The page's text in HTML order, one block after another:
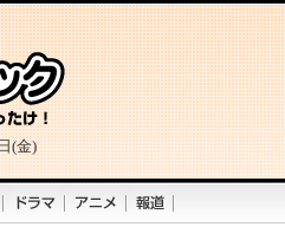
(金)